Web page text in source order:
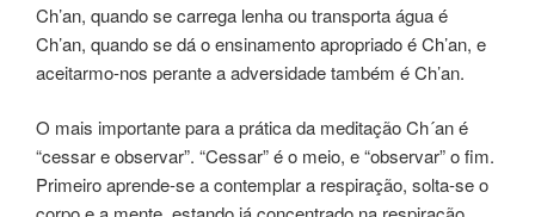
Ch’an, quando se carrega lenha ou transporta água é
Ch’an, quando se dá o ensinamento apropriado é Ch’an, e
aceitarmo-nos perante a adversidade também é Ch’an.
O mais importante para a prática da meditação Ch´an é
“cessar e observar”. “Cessar” é o meio, e “observar” o fim.
Primeiro aprende-se a contemplar a respiração, solta-se o